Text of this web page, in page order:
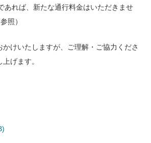
あれば、新たな通行料金はいただきませ
照）
けいたしますが、ご理解・ご協力くださ
げます。